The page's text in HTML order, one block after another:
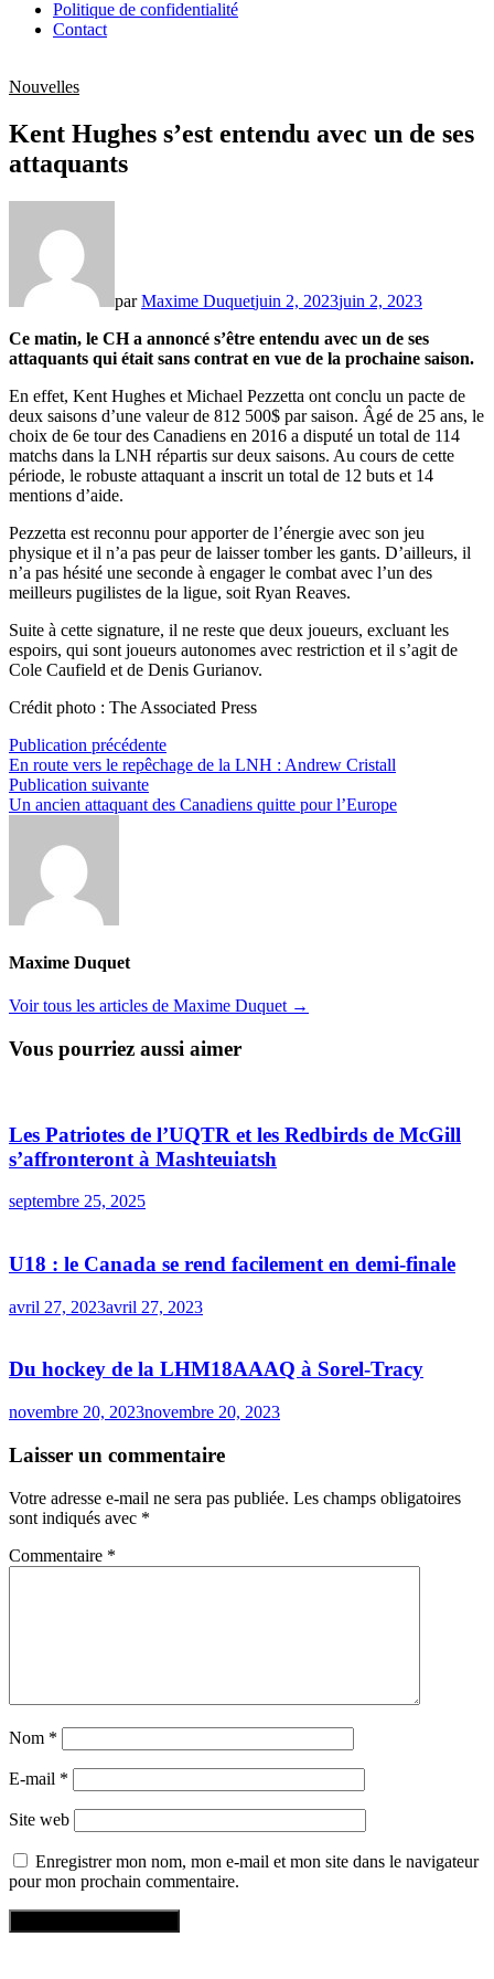
Politique de confidentialité
Contact
Nouvelles
Kent Hughes s’est entendu avec un de ses
attaquants
parMaxime Duquetjuin 2, 2023juin 2, 2023
Ce matin, le CH a annoncé s’être entendu avec un de ses
attaquants qui était sans contrat en vue de la prochaine saison.
En effet, Kent Hughes et Michael Pezzetta ont conclu un pacte de
deux saisons d’une valeur de 812 500$ par saison. Âgé de 25 ans, le
choix de 6e tour des Canadiens en 2016 a disputé un total de 114
matchs dans la LNH répartis sur deux saisons. Au cours de cette
période, le robuste attaquant a inscrit un total de 12 buts et 14
mentions d’aide.
Pezzetta est reconnu pour apporter de l’énergie avec son jeu
physique et il n’a pas peur de laisser tomber les gants. D’ailleurs, il
n’a pas hésité une seconde à engager le combat avec l’un des
meilleurs pugilistes de la ligue, soit Ryan Reaves.
Suite à cette signature, il ne reste que deux joueurs, excluant les
espoirs, qui sont joueurs autonomes avec restriction et il s’agit de
Cole Caufield et de Denis Gurianov.
Crédit photo : The Associated Press
Navigation
de
l’article
Publication précédentePublication
précédente :
En route vers le repêchage de la LNH : Andrew Cristall
Publication suivantePublication
suivante :
Un ancien attaquant des Canadiens quitte pour l’Europe
Maxime Duquet
Voir tous les articles de Maxime Duquet →
Vous pourriez aussi aimer
Les Patriotes de l’UQTR et les Redbirds de McGill
s’affronteront à Mashteuiatsh
septembre 25, 2025
U18 : le Canada se rend facilement en demi-finale
avril 27, 2023avril 27, 2023
Du hockey de la LHM18AAAQ à Sorel-Tracy
novembre 20, 2023novembre 20, 2023
Laisser un commentaire
Votre adresse e-mail ne sera pas publiée. Les champs obligatoires
sont indiqués avec *
Commentaire *
Nom *
E-mail *
Site web
Enregistrer mon nom, mon e-mail et mon site dans le navigateur
pour mon prochain commentaire.